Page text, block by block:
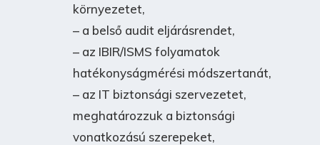
környezetet,
– a belső audit eljárásrendet,
– az IBIR/ISMS folyamatok
hatékonyságmérési módszertanát,
– az IT biztonsági szervezetet,
meghatározzuk a biztonsági
vonatkozású szerepeket,